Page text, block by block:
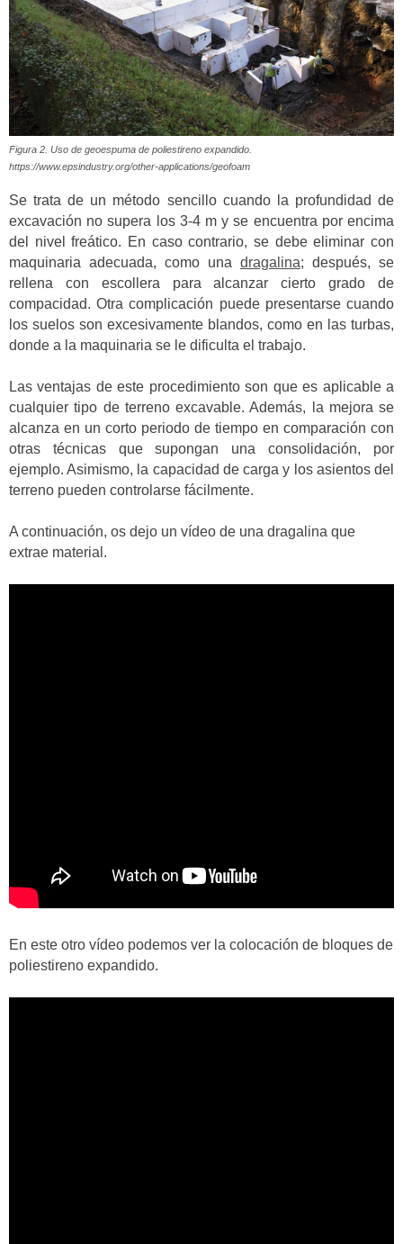
Figura 2. Uso de geoespuma de poliestireno expandido.
https://www.epsindustry.org/other-applications/geofoam
Se trata de un método sencillo cuando la profundidad de
excavación no supera los 3-4 m y se encuentra por encima
del nivel freático. En caso contrario, se debe eliminar con
maquinaria adecuada, como una dragalina; después, se
rellena con escollera para alcanzar cierto grado de
compacidad. Otra complicación puede presentarse cuando
los suelos son excesivamente blandos, como en las turbas,
donde a la maquinaria se le dificulta el trabajo.
Las ventajas de este procedimiento son que es aplicable a
cualquier tipo de terreno excavable. Además, la mejora se
alcanza en un corto periodo de tiempo en comparación con
otras técnicas que supongan una consolidación, por
ejemplo. Asimismo, la capacidad de carga y los asientos del
terreno pueden controlarse fácilmente.
A continuación, os dejo un vídeo de una dragalina que
extrae material.
En este otro vídeo podemos ver la colocación de bloques de
poliestireno expandido.